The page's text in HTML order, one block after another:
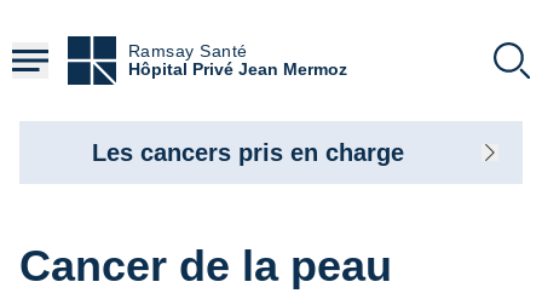
contenu
principal
Ramsay Santé
Hôpital Privé Jean Mermoz
Cancer de la peau
Les cancers pris en charge